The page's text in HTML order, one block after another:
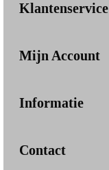
Klantenservice
Mijn Account
Informatie
Contact